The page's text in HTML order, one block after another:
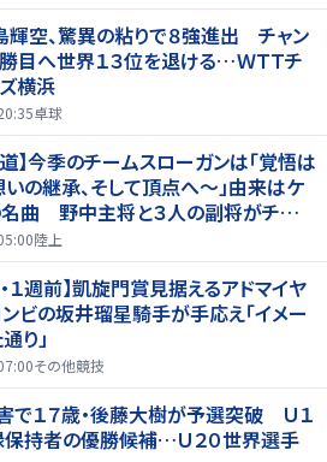
輝空、驚異の粘りで８強進出 チャン
目へ世界１３位を退ける…ＷＴＴチ
横浜
卓球
】今季のチームスローガンは「覚悟は
の継承、そして頂点へ～」由来はケ
曲 野中主将と３人の副将がチーム
夏合宿特集第１弾、国学院大
陸上
１週前】凱旋門賞見据えるアドマイヤ
ビの坂井瑠星騎手が手応え「イメー
り」
その他競技
で１７歳・後藤大樹が予選突破 Ｕ１
保持者の優勝候補…Ｕ２０世界選手